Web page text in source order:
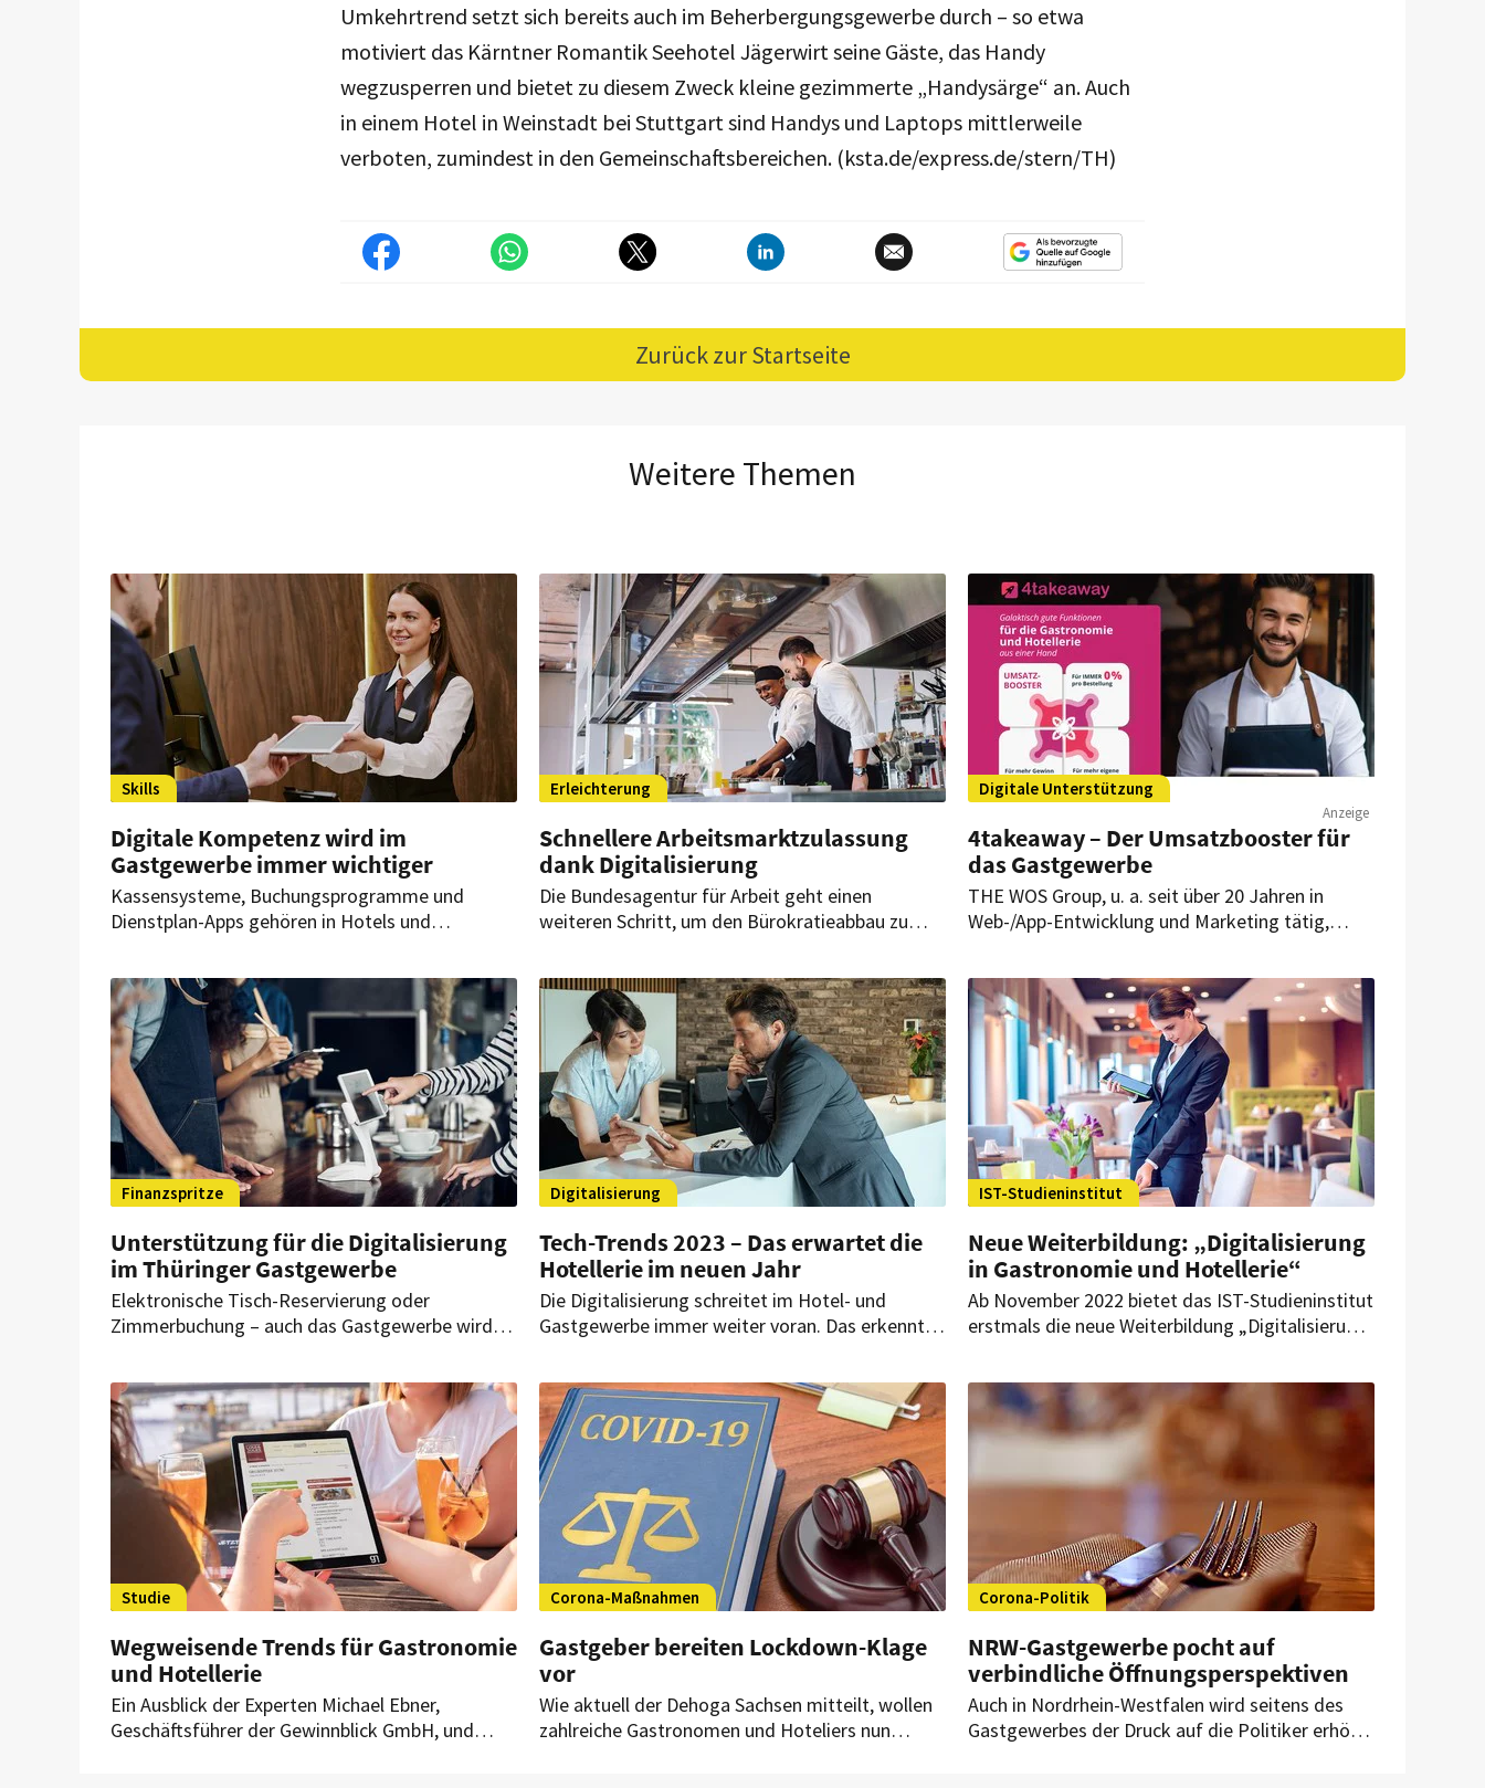
Umkehrtrend setzt sich bereits auch im Beherbergungsgewerbe durch – so etwa
motiviert das Kärntner Romantik Seehotel Jägerwirt seine Gäste, das Handy
wegzusperren und bietet zu diesem Zweck kleine gezimmerte „Handysärge“ an. Auch
in einem Hotel in Weinstadt bei Stuttgart sind Handys und Laptops mittlerweile
verboten, zumindest in den Gemeinschaftsbereichen. (ksta.de/express.de/stern/TH)
Zurück zur Startseite
Weitere Themen
Skills
Digitale Kompetenz wird im
Gastgewerbe immer wichtiger
Kassensysteme, Buchungsprogramme und
Dienstplan-Apps gehören in Hotels und
Anwendungen sicher nutzt und Online-Kanäle
versteht, verbessert seine Chancen bei der
Jobsuche und findet sich schneller im neuen
Betrieb zurecht.
Erleichterung
Schnellere Arbeitsmarktzulassung
dank Digitalisierung
Die Bundesagentur für Arbeit geht einen
weiteren Schritt, um den Bürokratieabbau zu
auch digital möglich. Davon profitieren
Arbeitgeber sowie ausländische Arbeits- und
Fachkräfte gleichermaßen.
Digitale Unterstützung
Anzeige
4takeaway – Der Umsatzbooster für
das Gastgewerbe
THE WOS Group, u. a. seit über 20 Jahren in
Web-/App-Entwicklung und Marketing tätig,
Gastronomie und Hotellerie mit. In enger
Zusammenarbeit mit Gastronomen wurde
4takeaway gegründet, um das Gastgewerbe bei
der Digitalisierung zu unterstützen und
langfristige Kundengewinnung zu schaffen.
Finanzspritze
Unterstützung für die Digitalisierung
im Thüringer Gastgewerbe
Elektronische Tisch-Reservierung oder
Zimmerbuchung – auch das Gastgewerbe wird
Thüringen können nun von staatlichen
Zuschüssen für IT-Investitionen profitieren.
Digitalisierung
Tech-Trends 2023 – Das erwartet die
Hotellerie im neuen Jahr
Die Digitalisierung schreitet im Hotel- und
Gastgewerbe immer weiter voran. Das erkennt
von Guestline. Er wirft einen Blick auf die Tech-
Trends, die es für 2023 im Blick zu behalten gilt.
IST-Studieninstitut
Neue Weiterbildung: „Digitalisierung
in Gastronomie und Hotellerie“
Ab November 2022 bietet das IST-Studieninstitut
erstmals die neue Weiterbildung „Digitalisierung
Kurs zeigt das Studieninstitut, wie sich Betriebe
digital aufstellen können, um nicht nur Kosten zu
sparen und mehr Umsatz zu generieren, sondern
auch nachhaltig Mitarbeiter zu entlasten.
Studie
Wegweisende Trends für Gastronomie
und Hotellerie
Ein Ausblick der Experten Michael Ebner,
Geschäftsführer der Gewinnblick GmbH, und
Corona-Maßnahmen
Gastgeber bereiten Lockdown-Klage
vor
Wie aktuell der Dehoga Sachsen mitteilt, wollen
zahlreiche Gastronomen und Hoteliers nun
Corona-Politik
NRW-Gastgewerbe pocht auf
verbindliche Öffnungsperspektiven
Auch in Nordrhein-Westfalen wird seitens des
Gastgewerbes der Druck auf die Politiker erhöht: